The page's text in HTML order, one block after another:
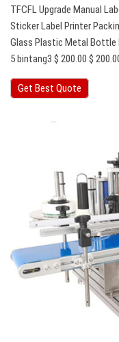
TFCFL Upgrade Manual
Sticker Label Printer
Glass Plastic Metal Bottle
5 bintang3 $ 200.00 $
Get Best Quote